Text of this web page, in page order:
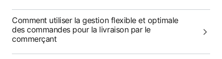
Comment utiliser la gestion flexible et optimale
des commandes pour la livraison par le
commerçant